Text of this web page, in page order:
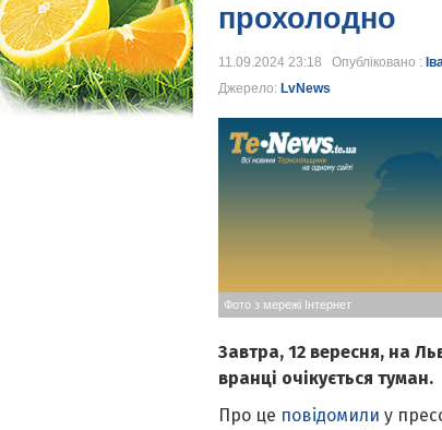
прохолодно
11.09.2024 23:18 Опубліковано :
Джерело: LvNews
Фото з мережі Інтернет
Завтра, 12 вересня, на
вранці очікується туман.
Про це повідомили у